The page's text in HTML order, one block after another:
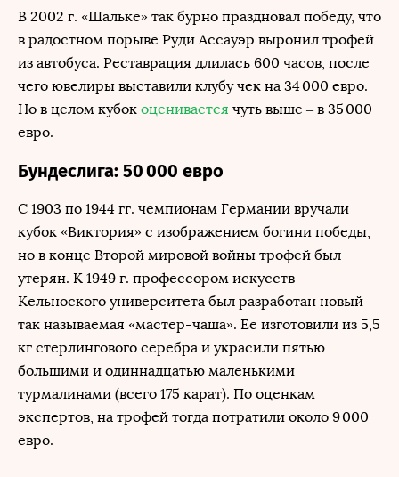
В 2002 г. «Шальке» так бурно праздновал победу, что
в радостном порыве Руди Ассауэр выронил трофей
из автобуса. Реставрация длилась 600 часов, после
чего ювелиры выставили клубу чек на 34 000 евро.
Но в целом кубок оценивается чуть выше – в 35 000
евро.
Бундеслига: 50 000 евро
C 1903 по 1944 гг. чемпионам Германии вручали
кубок «Виктория» с изображением богини победы,
но в конце Второй мировой войны трофей был
утерян. К 1949 г. профессором искусств
Кельноского университета был разработан новый –
так называемая «мастер-чаша». Ее изготовили ​​из 5,5
кг стерлингового серебра и украсили пятью
большими и одиннадцатью маленькими
турмалинами (всего 175 карат). По оценкам
экспертов, на трофей тогда потратили около 9 000
евро.